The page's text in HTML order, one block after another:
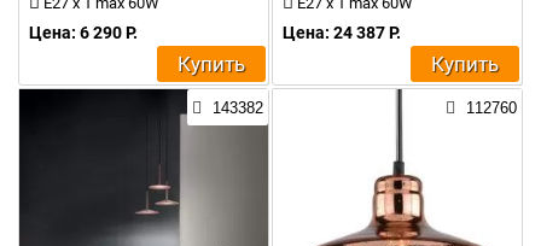
Цена: 6 290 Р.
Купить
Цена: 24 387 Р.
Купить
143382 112760